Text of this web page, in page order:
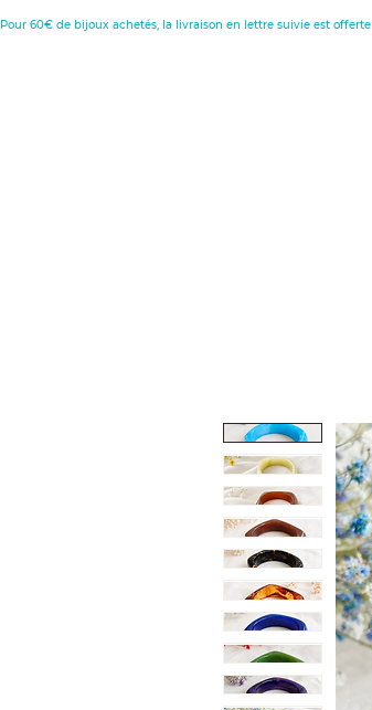
Pour 60€ de bijoux achetés, la livraison en lettre suivie est offerte